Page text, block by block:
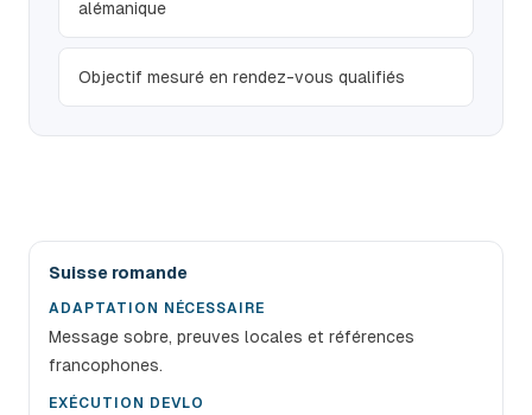
alémanique
Objectif mesuré en rendez-vous qualifiés
Adaptations de prospection B2B par région suisse
Suisse romande
ADAPTATION NÉCESSAIRE
Message sobre, preuves locales et références
francophones.
EXÉCUTION DEVLO